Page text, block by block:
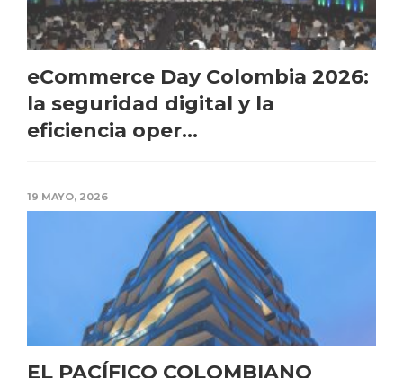
eCommerce Day Colombia 2026:
la seguridad digital y la
eficiencia oper...
19 MAYO, 2026
EL PACÍFICO COLOMBIANO